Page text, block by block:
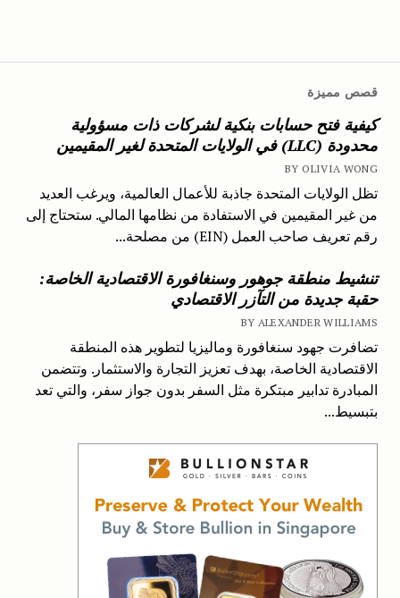
قصص مميزة
كيفية فتح حسابات بنكية لشركات ذات مسؤولية
محدودة (LLC) في الولايات المتحدة لغير المقيمين
BY OLIVIA WONG
تظل الولايات المتحدة جاذبة للأعمال العالمية، ويرغب العديد
من غير المقيمين في الاستفادة من نظامها المالي. ستحتاج إلى
رقم تعريف صاحب العمل (EIN) من مصلحة...
تنشيط منطقة جوهور وسنغافورة الاقتصادية الخاصة:
حقبة جديدة من التآزر الاقتصادي
BY ALEXANDER WILLIAMS
تضافرت جهود سنغافورة وماليزيا لتطوير هذه المنطقة
الاقتصادية الخاصة، بهدف تعزيز التجارة والاستثمار. وتتضمن
المبادرة تدابير مبتكرة مثل السفر بدون جواز سفر، والتي تعد
بتبسيط...